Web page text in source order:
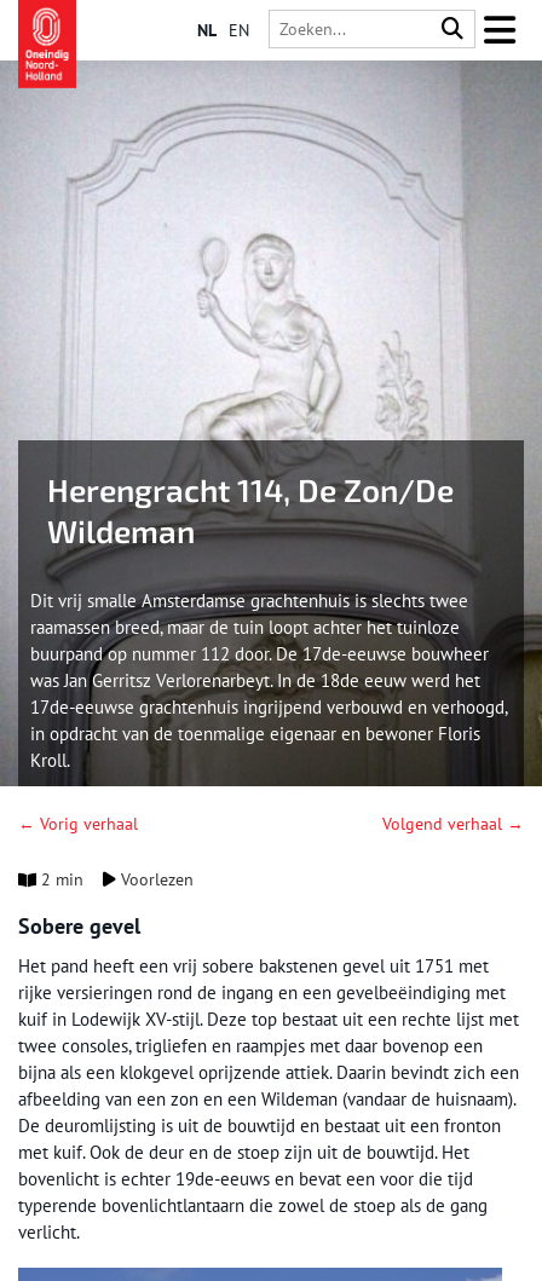
NL EN
Herengracht 114, De Zon/De
Wildeman
Dit vrij smalle Amsterdamse grachtenhuis is slechts twee
raamassen breed, maar de tuin loopt achter het tuinloze
buurpand op nummer 112 door. De 17de-eeuwse bouwheer
was Jan Gerritsz Verlorenarbeyt. In de 18de eeuw werd het
17de-eeuwse grachtenhuis ingrijpend verbouwd en verhoogd,
in opdracht van de toenmalige eigenaar en bewoner Floris
Kroll.
← Vorig verhaal Volgend verhaal →
2 min Voorlezen
Sobere gevel
Het pand heeft een vrij sobere bakstenen gevel uit 1751 met
rijke versieringen rond de ingang en een gevelbeëindiging met
kuif in Lodewijk XV-stijl. Deze top bestaat uit een rechte lijst met
twee consoles, trigliefen en raampjes met daar bovenop een
bijna als een klokgevel oprijzende attiek. Daarin bevindt zich een
afbeelding van een zon en een Wildeman (vandaar de huisnaam).
De deuromlijsting is uit de bouwtijd en bestaat uit een fronton
met kuif. Ook de deur en de stoep zijn uit de bouwtijd. Het
bovenlicht is echter 19de-eeuws en bevat een voor die tijd
typerende bovenlichtlantaarn die zowel de stoep als de gang
verlicht.